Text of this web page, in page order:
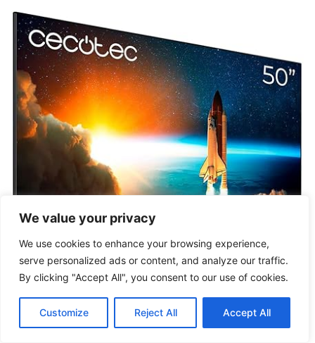
We value your privacy
We use cookies to enhance your browsing experience,
serve personalized ads or content, and analyze our traffic.
By clicking "Accept All", you consent to our use of cookies.
Customize Reject All Accept All
Las Smart Tv cuentan con diferentes